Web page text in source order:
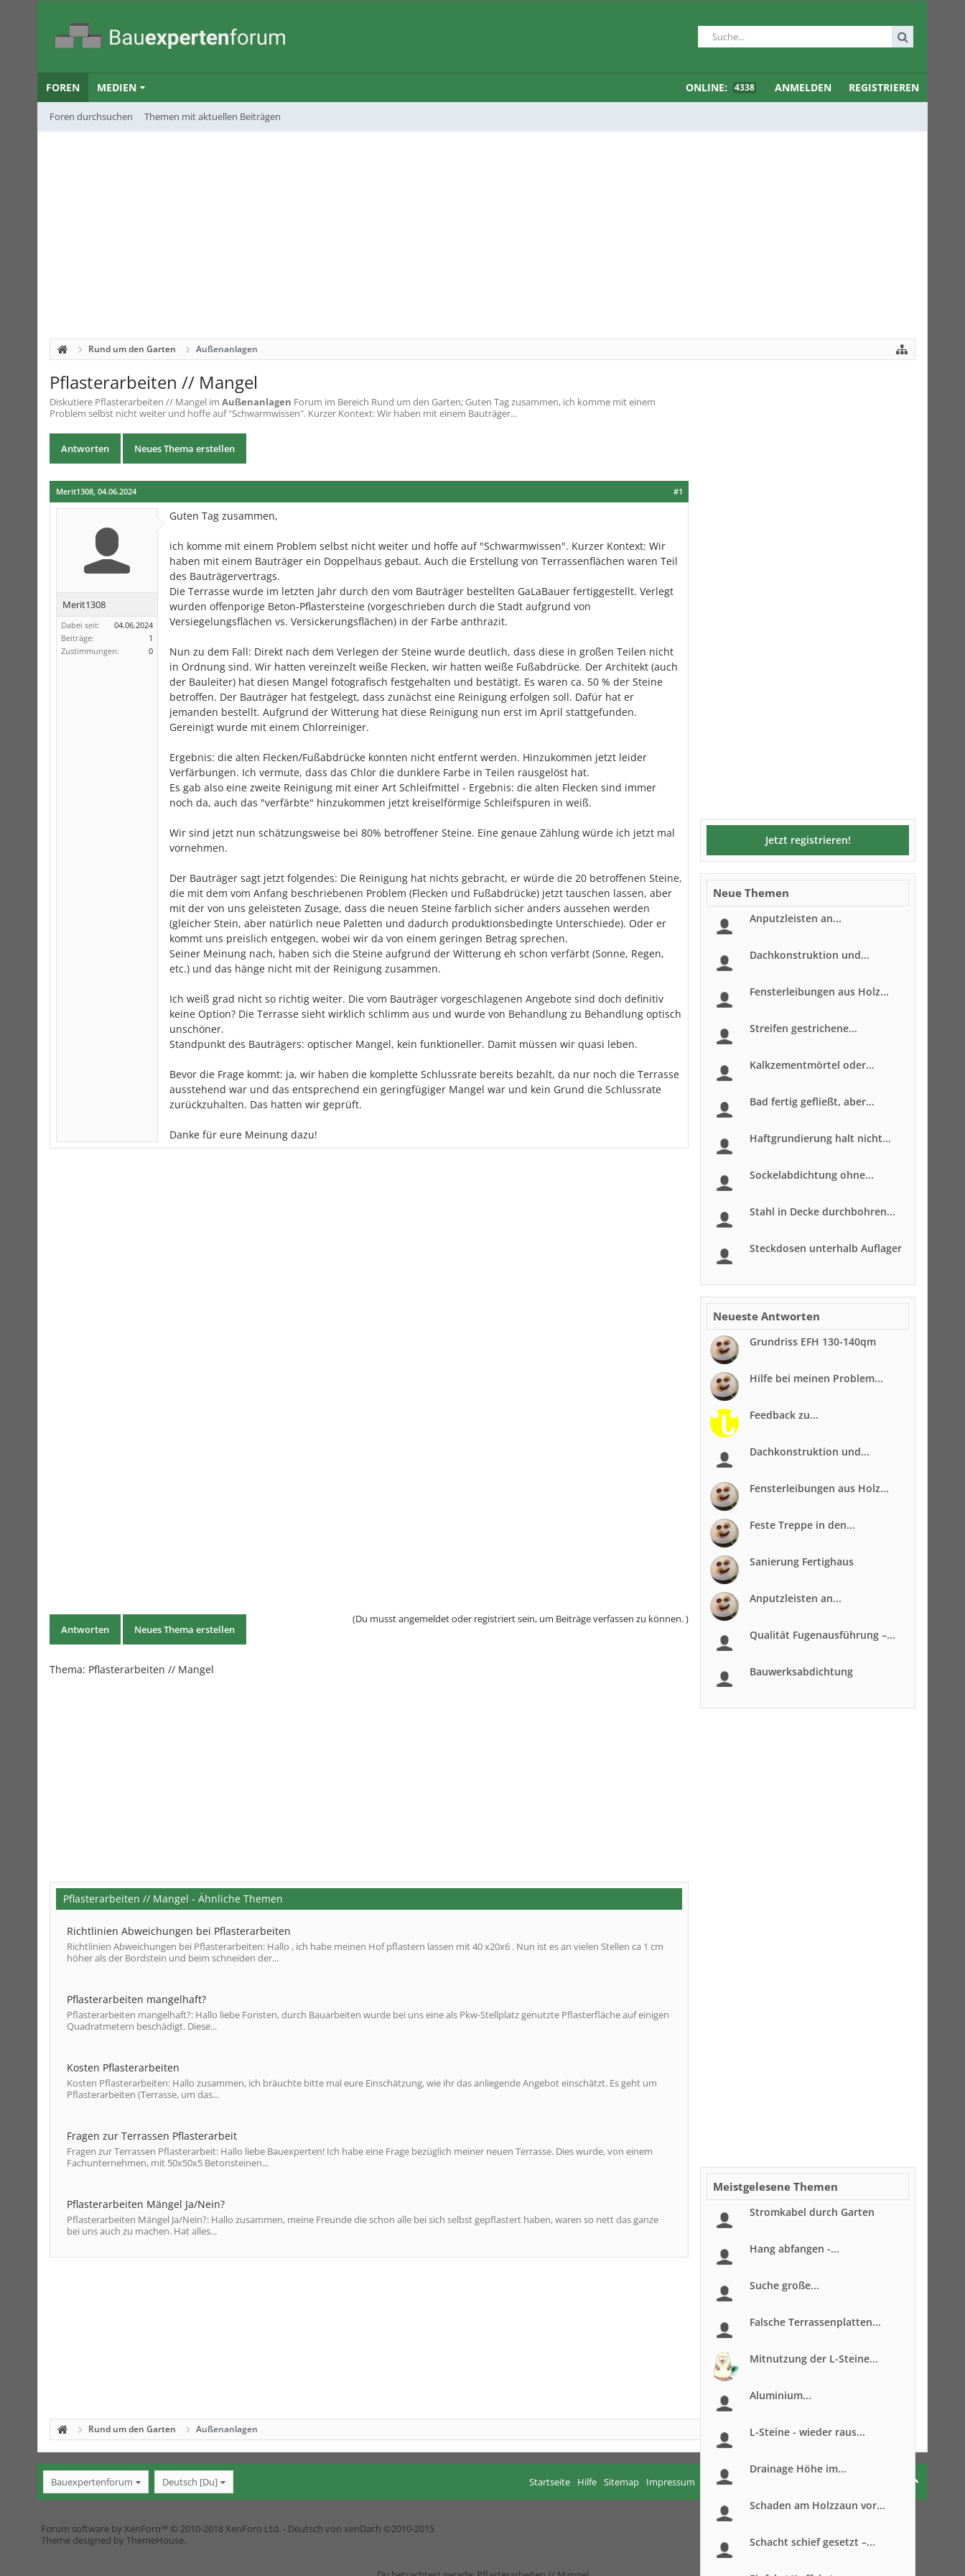
FOREN
Foren durchsuchen Themen mit aktuellen Beiträgen
MEDIEN ONLINE: 4338 ANMELDEN REGISTRIEREN
Rund um den Garten Außenanlagen
Pflasterarbeiten // Mangel
Diskutiere Pflasterarbeiten // Mangel im Außenanlagen Forum im Bereich Rund um den Garten; Guten Tag zusammen, ich komme mit einem
Problem selbst nicht weiter und hoffe auf "Schwarmwissen". Kurzer Kontext: Wir haben mit einem Bauträger...
Antworten Neues Thema erstellen
#1
Merit1308, 04.06.2024
Merit1308
Dabei seit:
04.06.2024
Beiträge:
1
Zustimmungen:
0
Guten Tag zusammen,
ich komme mit einem Problem selbst nicht weiter und hoffe auf "Schwarmwissen". Kurzer Kontext: Wir
haben mit einem Bauträger ein Doppelhaus gebaut. Auch die Erstellung von Terrassenflächen waren Teil
des Bauträgervertrags.
Die Terrasse wurde im letzten Jahr durch den vom Bauträger bestellten GaLaBauer fertiggestellt. Verlegt
wurden offenporige Beton-Pflastersteine (vorgeschrieben durch die Stadt aufgrund von
Versiegelungsflächen vs. Versickerungsflächen) in der Farbe anthrazit.
Nun zu dem Fall: Direkt nach dem Verlegen der Steine wurde deutlich, dass diese in großen Teilen nicht
in Ordnung sind. Wir hatten vereinzelt weiße Flecken, wir hatten weiße Fußabdrücke. Der Architekt (auch
der Bauleiter) hat diesen Mangel fotografisch festgehalten und bestätigt. Es waren ca. 50 % der Steine
betroffen. Der Bauträger hat festgelegt, dass zunächst eine Reinigung erfolgen soll. Dafür hat er
jemanden bestellt. Aufgrund der Witterung hat diese Reinigung nun erst im April stattgefunden.
Gereinigt wurde mit einem Chlorreiniger.
Ergebnis: die alten Flecken/Fußabdrücke konnten nicht entfernt werden. Hinzukommen jetzt leider
Verfärbungen. Ich vermute, dass das Chlor die dunklere Farbe in Teilen rausgelöst hat.
Es gab also eine zweite Reinigung mit einer Art Schleifmittel - Ergebnis: die alten Flecken sind immer
noch da, auch das "verfärbte" hinzukommen jetzt kreiselförmige Schleifspuren in weiß.
Wir sind jetzt nun schätzungsweise bei 80% betroffener Steine. Eine genaue Zählung würde ich jetzt mal
vornehmen.
Der Bauträger sagt jetzt folgendes: Die Reinigung hat nichts gebracht, er würde die 20 betroffenen Steine,
die mit dem vom Anfang beschriebenen Problem (Flecken und Fußabdrücke) jetzt tauschen lassen, aber
mit der von uns geleisteten Zusage, dass die neuen Steine farblich sicher anders aussehen werden
(gleicher Stein, aber natürlich neue Paletten und dadurch produktionsbedingte Unterschiede). Oder er
kommt uns preislich entgegen, wobei wir da von einem geringen Betrag sprechen.
Seiner Meinung nach, haben sich die Steine aufgrund der Witterung eh schon verfärbt (Sonne, Regen,
etc.) und das hänge nicht mit der Reinigung zusammen.
Ich weiß grad nicht so richtig weiter. Die vom Bauträger vorgeschlagenen Angebote sind doch definitiv
keine Option? Die Terrasse sieht wirklich schlimm aus und wurde von Behandlung zu Behandlung optisch
unschöner.
Standpunkt des Bauträgers: optischer Mangel, kein funktioneller. Damit müssen wir quasi leben.
Bevor die Frage kommt: ja, wir haben die komplette Schlussrate bereits bezahlt, da nur noch die Terrasse
ausstehend war und das entsprechend ein geringfügiger Mangel war und kein Grund die Schlussrate
zurückzuhalten. Das hatten wir geprüft.
Danke für eure Meinung dazu!
Antworten Neues Thema erstellen
(Du musst angemeldet oder registriert sein, um Beiträge verfassen zu können. )
Thema: Pflasterarbeiten // Mangel
Pflasterarbeiten // Mangel - Ähnliche Themen
Richtlinien Abweichungen bei Pflasterarbeiten
Richtlinien Abweichungen bei Pflasterarbeiten: Hallo , ich habe meinen Hof pflastern lassen mit 40 x20x6 . Nun ist es an vielen Stellen ca 1 cm
höher als der Bordstein und beim schneiden der...
Pflasterarbeiten mangelhaft?
Pflasterarbeiten mangelhaft?: Hallo liebe Foristen, durch Bauarbeiten wurde bei uns eine als Pkw-Stellplatz genutzte Pflasterfläche auf einigen
Quadratmetern beschädigt. Diese...
Kosten Pflasterarbeiten
Kosten Pflasterarbeiten: Hallo zusammen, ich bräuchte bitte mal eure Einschätzung, wie ihr das anliegende Angebot einschätzt. Es geht um
Pflasterarbeiten (Terrasse, um das...
Fragen zur Terrassen Pflasterarbeit
Fragen zur Terrassen Pflasterarbeit: Hallo liebe Bauexperten! Ich habe eine Frage bezüglich meiner neuen Terrasse. Dies wurde, von einem
Fachunternehmen, mit 50x50x5 Betonsteinen...
Pflasterarbeiten Mängel Ja/Nein?
Pflasterarbeiten Mängel Ja/Nein?: Hallo zusammen, meine Freunde die schon alle bei sich selbst gepflastert haben, waren so nett das ganze
bei uns auch zu machen. Hat alles...
Jetzt registrieren!
Neue Themen
Anputzleisten an...
Dachkonstruktion und...
Fensterleibungen aus Holz...
Streifen gestrichene...
Kalkzementmörtel oder...
Bad fertig gefließt, aber...
Haftgrundierung halt nicht...
Sockelabdichtung ohne...
Stahl in Decke durchbohren...
Steckdosen unterhalb Auflager
Neueste Antworten
Grundriss EFH 130-140qm
Hilfe bei meinen Problem...
Feedback zu...
Dachkonstruktion und...
Fensterleibungen aus Holz...
Feste Treppe in den...
Sanierung Fertighaus
Anputzleisten an...
Qualität Fugenausführung –...
Bauwerksabdichtung
Meistgelesene Themen
Stromkabel durch Garten
Hang abfangen -...
Suche große...
Falsche Terrassenplatten...
Mitnutzung der L-Steine...
Aluminium...
L-Steine - wieder raus...
Drainage Höhe im...
Schaden am Holzzaun vor...
Schacht schief gesetzt –...
Rund um den Garten Außenanlagen
Bauexpertenforum Deutsch [Du] Startseite Hilfe Sitemap Impressum Nutzungsbedingungen
Forum software by XenForo™ © 2010-2018 XenForo Ltd. - Deutsch von xenDach ©2010-2015
Theme designed by ThemeHouse.